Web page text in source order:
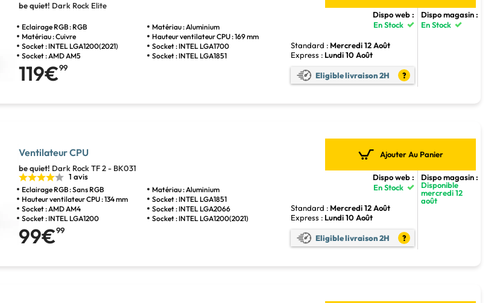
be quiet! Dark Rock Elite
Eclairage RGB : RGB
Matériau : Aluminium
Matériau : Cuivre
Hauteur ventilateur CPU : 169 mm
Socket : INTEL LGA1200(2021)
Socket : INTEL LGA1700
Socket : AMD AM5
Socket : INTEL LGA1851
119€99
Dispo web :
En Stock
Standard : Mercredi 12 Août
Express : Lundi 10 Août
Eligible livraison 2H ?
Dispo magasin :
En Stock
Ventilateur CPU
be quiet! Dark Rock TF 2 - BK031
1 avis
Eclairage RGB : Sans RGB
Matériau : Aluminium
Hauteur ventilateur CPU : 134 mm
Socket : INTEL LGA1851
Socket : AMD AM4
Socket : INTEL LGA2066
Socket : INTEL LGA1200
Socket : INTEL LGA1200(2021)
99€99
Ajouter Au Panier
Dispo web :
En Stock
Standard : Mercredi 12 Août
Express : Lundi 10 Août
Eligible livraison 2H ?
Dispo magasin :
Disponible
mercredi 12
août